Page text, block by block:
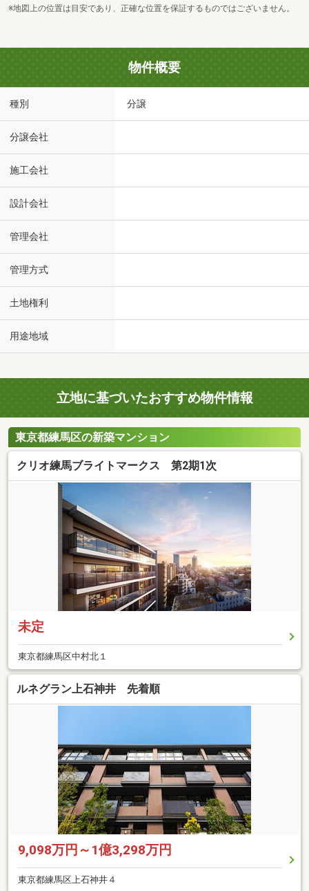
※地図上の位置は目安であり、正確な位置を保証するものではございません。
物件概要
種別 分譲
分譲会社
施工会社
設計会社
管理会社
管理方式
土地権利
用途地域
立地に基づいたおすすめ物件情報
東京都練馬区の新築マンション
クリオ練馬ブライトマークス 第2期1次
未定
東京都練馬区中村北１
ルネグラン上石神井 先着順
9,098万円～1億3,298万円
東京都練馬区上石神井４